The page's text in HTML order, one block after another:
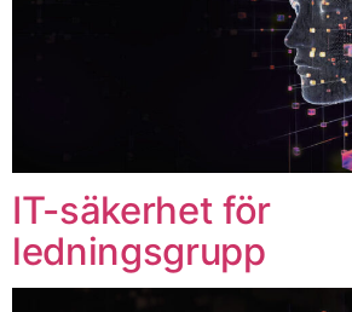
IT-säkerhet för
ledningsgrupp